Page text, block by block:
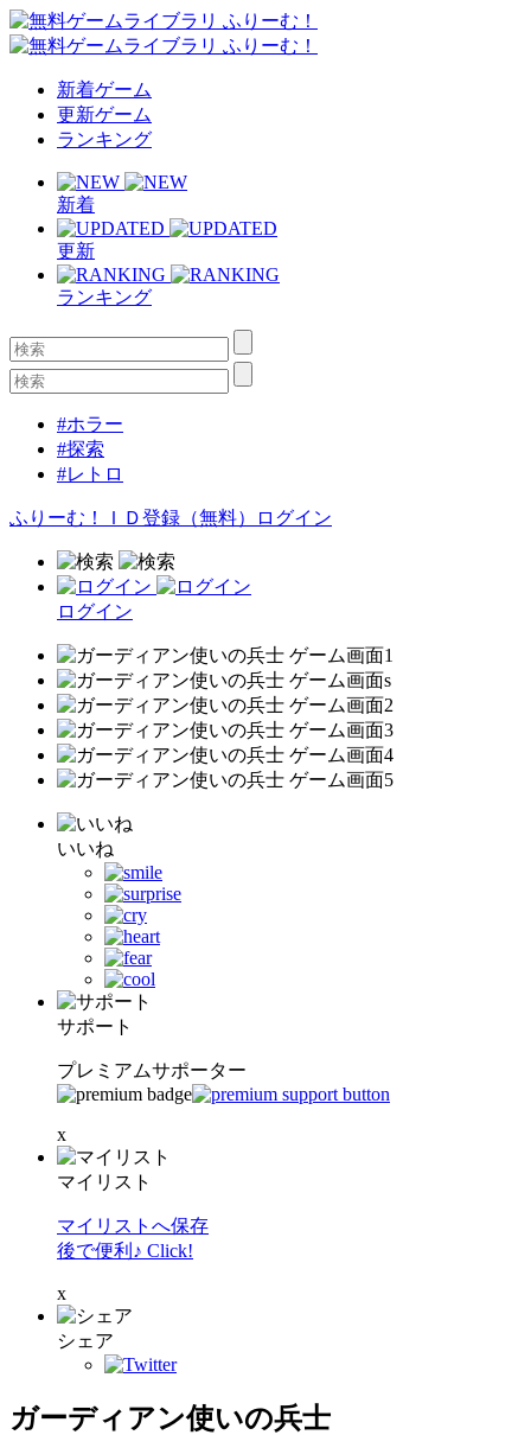
新着ゲーム
更新ゲーム
ランキング
新着
更新
ランキング
#ホラー
#探索
#レトロ
ふりーむ！ＩＤ登録（無料） ログイン
ログイン
いいね
サポート
プレミアムサポーター
x
マイリスト
マイリストへ保存
後で便利♪ Click!
x
シェア
ガーディアン使いの兵士